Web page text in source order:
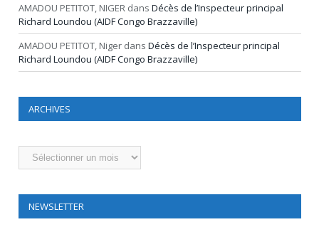
AMADOU PETITOT, NIGER dans Décès de l’Inspecteur principal
Richard Loundou (AIDF Congo Brazzaville)
AMADOU PETITOT, Niger dans Décès de l’Inspecteur principal
Richard Loundou (AIDF Congo Brazzaville)
ARCHIVES
Archives
NEWSLETTER